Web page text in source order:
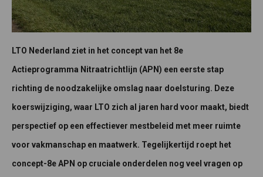
LTO Nederland ziet in het concept van het 8e
Actieprogramma Nitraatrichtlijn (APN) een eerste stap
richting de noodzakelijke omslag naar doelsturing. Deze
koerswijziging, waar LTO zich al jaren hard voor maakt, biedt
perspectief op een effectiever mestbeleid met meer ruimte
voor vakmanschap en maatwerk. Tegelijkertijd roept het
concept-8e APN op cruciale onderdelen nog veel vragen op